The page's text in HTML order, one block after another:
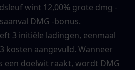
wint 12,00% grote dmg -
DMG -bonus.
3 initiële ladingen, eenmaal
kosten aangevuld. Wanneer
een doelwit raakt, wordt DMG